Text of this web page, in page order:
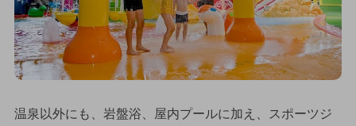
温泉以外にも、岩盤浴、屋内プールに加え、スポーツジ